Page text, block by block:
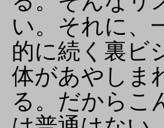
い。それに、
的に続く裏ビ
体があやしま
る。だからこ